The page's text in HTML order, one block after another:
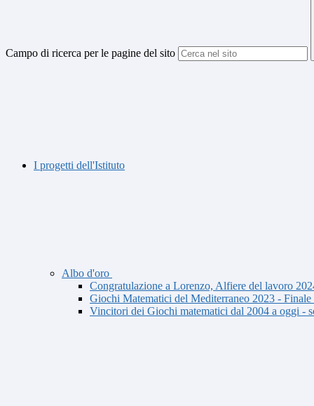
Campo di ricerca per le pagine del sito
I progetti dell'Istituto
Albo d'oro
Congratulazione a Lorenzo, Alfiere del lavoro
Giochi Matematici del Mediterraneo 2023 -
Vincitori dei Giochi matematici dal 2004 a oggi -